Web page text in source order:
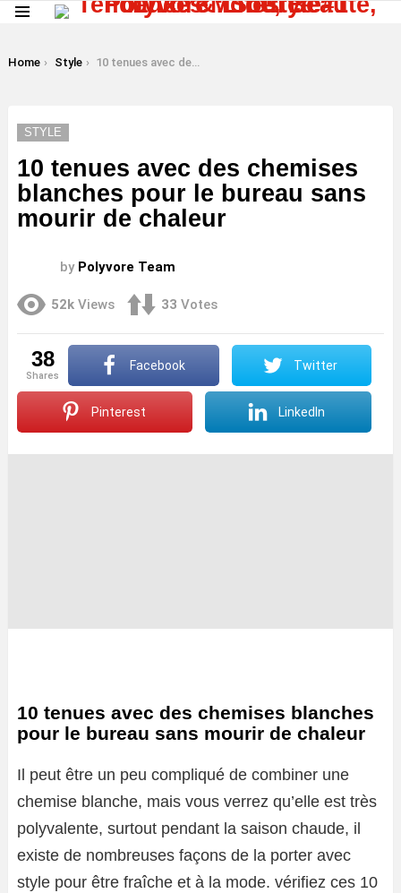
You are here:
Home Style 10 tenues avec des chemises blanches pour le bureau sans mourir de chaleur
STYLE
10 tenues avec des chemises
blanches pour le bureau sans
mourir de chaleur
by Polyvore Team
52k Views 33 Votes
38
shares
Facebook Twitter
Pinterest LinkedIn
10 tenues avec des chemises blanches
pour le bureau sans mourir de chaleur
Il peut être un peu compliqué de combiner une
chemise blanche, mais vous verrez qu’elle est très
polyvalente, surtout pendant la saison chaude, il
existe de nombreuses façons de la porter avec
style pour être fraîche et à la mode. vérifiez ces 10